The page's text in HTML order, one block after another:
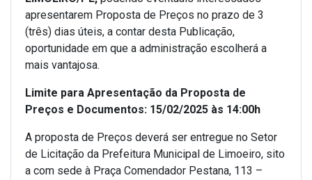
apresentarem Proposta de Preços no prazo de 3
(três) dias úteis, a contar desta Publicação,
oportunidade em que a administração escolherá a
mais vantajosa.
Limite para Apresentação da Proposta de
Preços e Documentos: 15/02/2025 às 14:00h
A proposta de Preços deverá ser entregue no Setor
de Licitação da Prefeitura Municipal de Limoeiro, sito
a com sede à Praça Comendador Pestana, 113 –